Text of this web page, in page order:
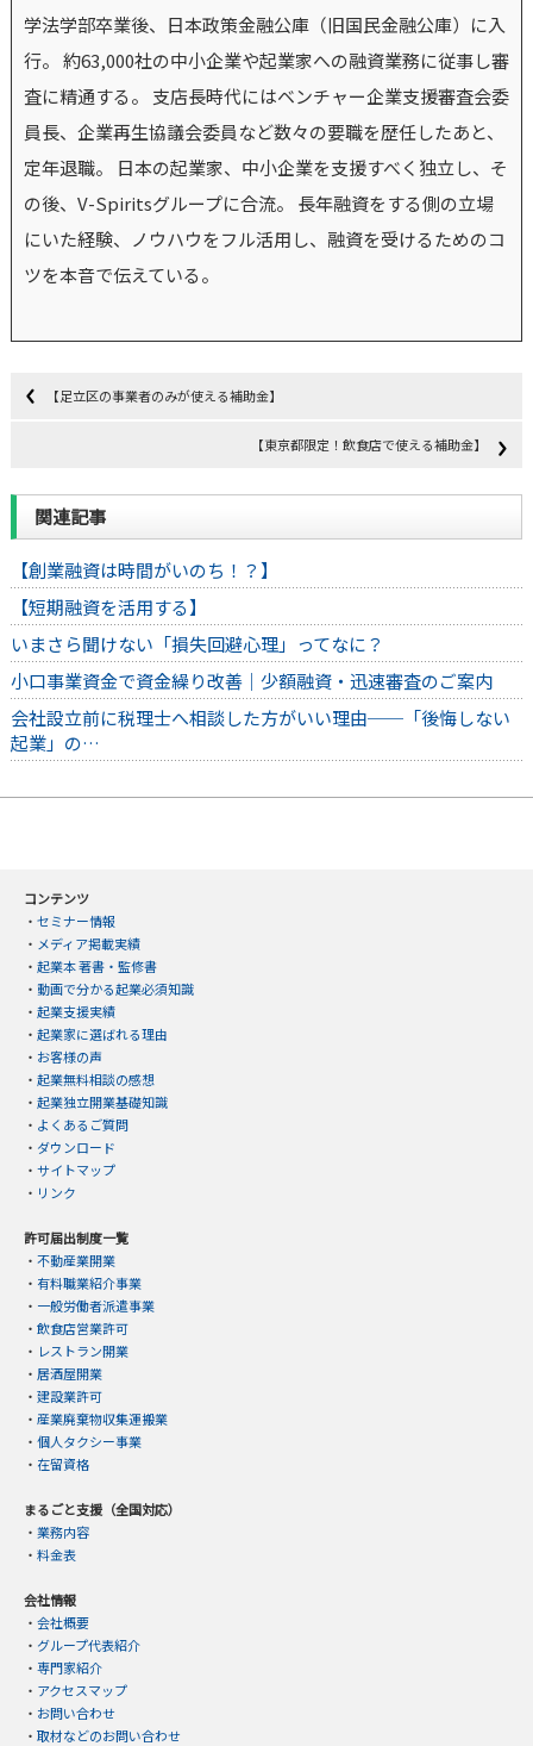
学法学部卒業後、日本政策金融公庫（旧国民金融公庫）に入
行。 約63,000社の中小企業や起業家への融資業務に従事し審
査に精通する。 支店長時代にはベンチャー企業支援審査会委
員長、企業再生協議会委員など数々の要職を歴任したあと、
定年退職。 日本の起業家、中小企業を支援すべく独立し、そ
の後、V-Spiritsグループに合流。 長年融資をする側の立場
にいた経験、ノウハウをフル活用し、融資を受けるためのコ
ツを本音で伝えている。
【足立区の事業者のみが使える補助金】
【東京都限定！飲食店で使える補助金】
関連記事
【創業融資は時間がいのち！？】
【短期融資を活用する】
いまさら聞けない「損失回避心理」ってなに？
小口事業資金で資金繰り改善｜少額融資・迅速審査のご案内
会社設立前に税理士へ相談した方がいい理由──「後悔しない
起業」の…
コンテンツ
・ セミナー情報
・ メディア掲載実績
・ 起業本 著書・監修書
・ 動画で分かる起業必須知識
・ 起業支援実績
・ 起業家に選ばれる理由
・ お客様の声
・ 起業無料相談の感想
・ 起業独立開業基礎知識
・ よくあるご質問
・ ダウンロード
・ サイトマップ
・ リンク
許可届出制度一覧
・ 不動産業開業
・ 有料職業紹介事業
・ 一般労働者派遣事業
・ 飲食店営業許可
・ レストラン開業
・ 居酒屋開業
・ 建設業許可
・ 産業廃棄物収集運搬業
・ 個人タクシー事業
・ 在留資格
まるごと支援（全国対応）
・ 業務内容
・ 料金表
会社情報
・ 会社概要
・ グループ代表紹介
・ 専門家紹介
・ アクセスマップ
・ お問い合わせ
・ 取材などのお問い合わせ